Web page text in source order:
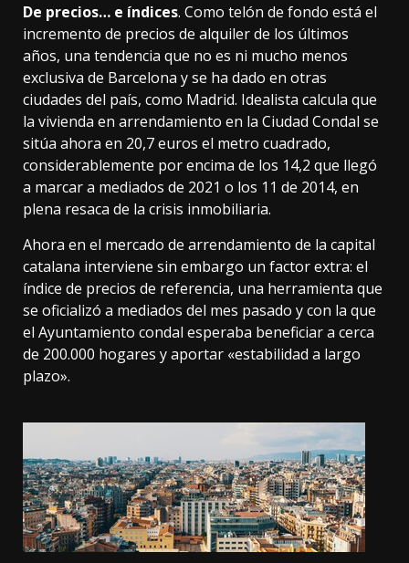
De precios… e índices. Como telón de fondo está el
incremento de precios de alquiler de los últimos
años, una tendencia que no es ni mucho menos
exclusiva de Barcelona y se ha dado en otras
ciudades del país, como Madrid. Idealista calcula que
la vivienda en arrendamiento en la Ciudad Condal se
sitúa ahora en 20,7 euros el metro cuadrado,
considerablemente por encima de los 14,2 que llegó
a marcar a mediados de 2021 o los 11 de 2014, en
plena resaca de la crisis inmobiliaria.
Ahora en el mercado de arrendamiento de la capital
catalana interviene sin embargo un factor extra: el
índice de precios de referencia, una herramienta que
se oficializó a mediados del mes pasado y con la que
el Ayuntamiento condal esperaba beneficiar a cerca
de 200.000 hogares y aportar «estabilidad a largo
plazo».